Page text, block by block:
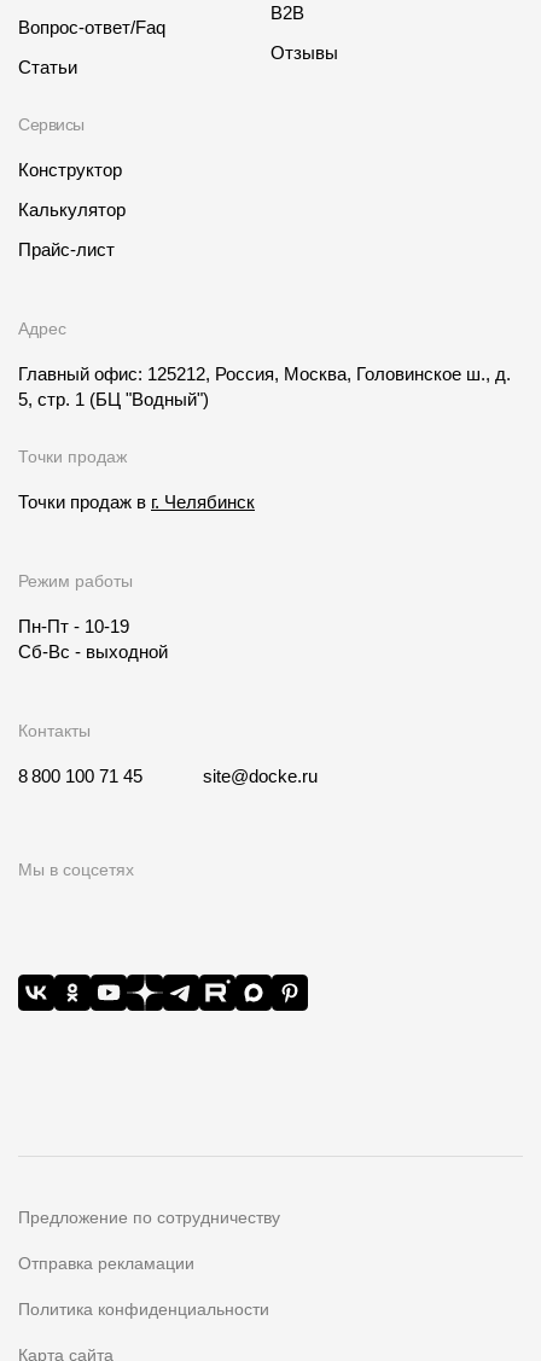
Вопрос-ответ/Faq
Статьи
Сервисы
Конструктор
Калькулятор
Прайс-лист
B2B
Отзывы
Адрес
Главный офис: 125212, Россия, Москва, Головинское ш., д.
5, стр. 1 (БЦ "Водный")
Точки продаж
Точки продаж в г. Челябинск
Режим работы
Пн-Пт - 10-19
Сб-Вс - выходной
Контакты
8 800 100 71 45 site@docke.ru
Мы в соцсетях
Предложение по сотрудничеству
Отправка рекламации
Политика конфиденциальности
Карта сайта